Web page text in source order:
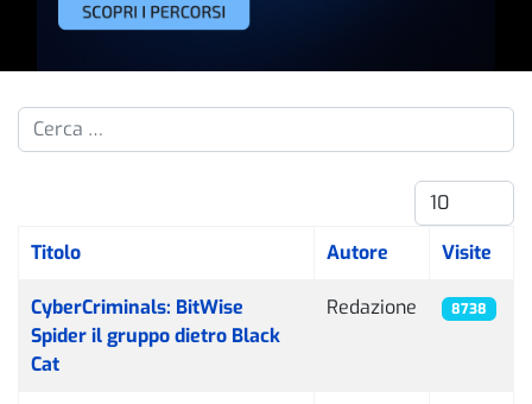
Cerca nelle pillole...
Visualizza #
Articoli
Titolo Autore Visite
CyberCriminals: BitWise
Spider il gruppo dietro Black
Cat
Redazione 8738